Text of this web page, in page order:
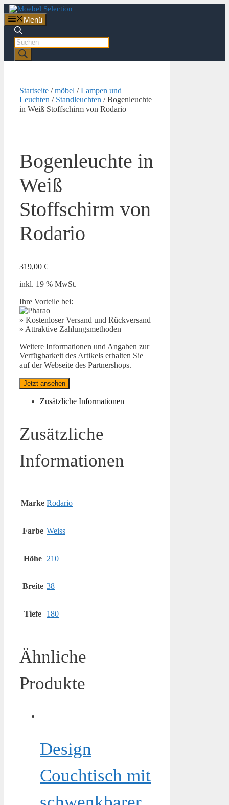
Zum
Inhalt
springen
Menü
Products
search
Startseite /möbel /Lampen und
Leuchten / Standleuchten / Bogenleuchte
in Weiß Stoffschirm von Rodario
Bogenleuchte in
Weiß
Stoffschirm von
Rodario
319,00 €
inkl. 19 % MwSt.
Ihre Vorteile bei:
» Kostenloser Versand und Rückversand
» Attraktive Zahlungsmethoden
Weitere Informationen und Angaben zur
Verfügbarkeit des Artikels erhalten Sie
auf der Webseite des Partnershops.
Jetzt ansehen
Zusätzliche Informationen
Zusätzliche
Informationen
Marke Rodario
Farbe Weiss
Höhe 210
Breite 38
Tiefe 180
Ähnliche
Produkte
Design
Couchtisch mit